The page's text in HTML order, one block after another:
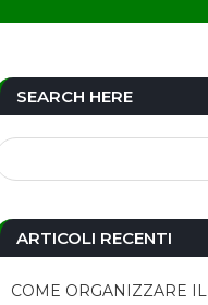
SEARCH HERE
ARTICOLI RECENTI
COME ORGANIZZARE IL